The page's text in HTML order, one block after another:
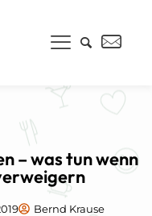
– was tun wenn
Bernd Krause